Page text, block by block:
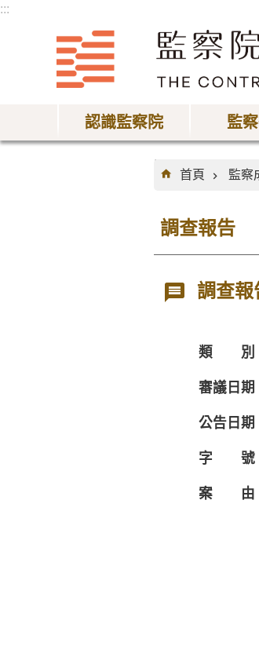
:::
認識監察院 監
:::
首頁
監察
調查報告
調查報
類 別
審議日期
公告日期
字 號
案 由